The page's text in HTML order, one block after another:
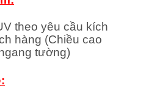
theo yêu cầu kích
hàng (Chiều cao
tường)